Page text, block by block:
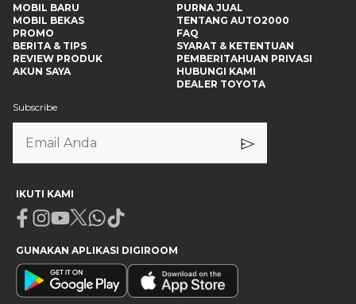
MOBIL BARU
MOBIL BEKAS
PROMO
BERITA & TIPS
REVIEW PRODUK
AKUN SAYA
PURNA JUAL
TENTANG AUTO2000
FAQ
SYARAT & KETENTUAN
PEMBERITAHUAN PRIVASI
HUBUNGI KAMI
DEALER TOYOTA
Subscribe
IKUTI KAMI
Facebook
Instagram
Youtube
X Whatsapp
Tiktok
GUNAKAN APLIKASI DIGIROOM